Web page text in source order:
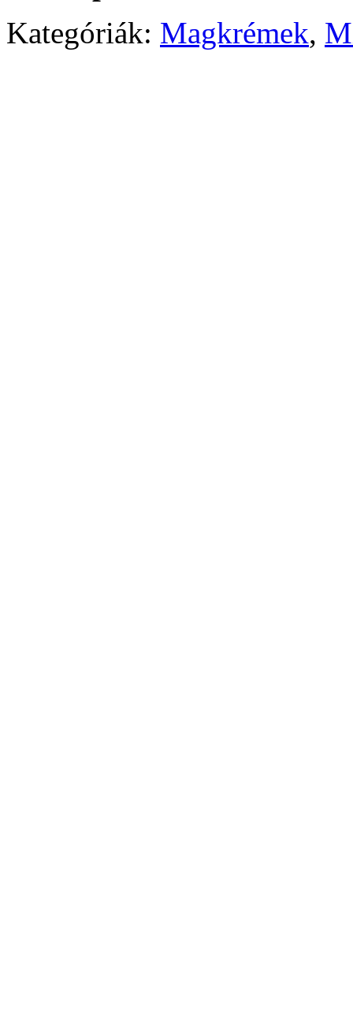
Kategóriák: Magkrémek,